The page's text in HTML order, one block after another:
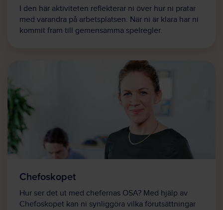
I den här aktiviteten reflekterar ni över hur ni pratar
med varandra på arbetsplatsen. När ni är klara har ni
kommit fram till gemensamma spelregler.
Chefoskopet
Hur ser det ut med chefernas OSA? Med hjälp av
Chefoskopet kan ni synliggöra vilka förutsättningar